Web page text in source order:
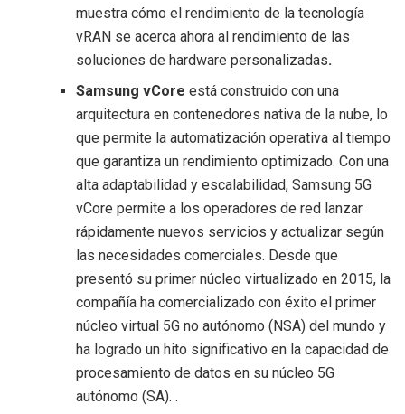
muestra cómo el rendimiento de la tecnología
vRAN se acerca ahora al rendimiento de las
soluciones de hardware personalizadas.
Samsung vCore está construido con una
arquitectura en contenedores nativa de la nube, lo
que permite la automatización operativa al tiempo
que garantiza un rendimiento optimizado. Con una
alta adaptabilidad y escalabilidad, Samsung 5G
vCore permite a los operadores de red lanzar
rápidamente nuevos servicios y actualizar según
las necesidades comerciales. Desde que
presentó su primer núcleo virtualizado en 2015, la
compañía ha comercializado con éxito el primer
núcleo virtual 5G no autónomo (NSA) del mundo y
ha logrado un hito significativo en la capacidad de
procesamiento de datos en su núcleo 5G
autónomo (SA). .